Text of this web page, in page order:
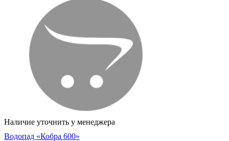
Наличие уточнить у менеджера
Водопад «Кобра 600»